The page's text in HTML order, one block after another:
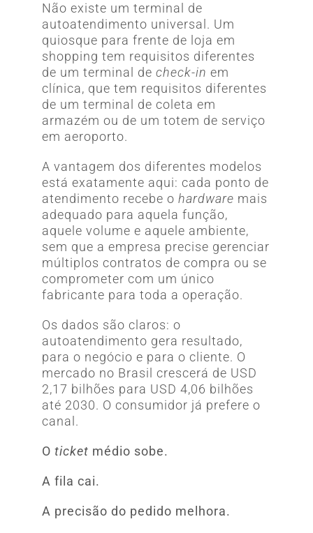
Não existe um terminal de
autoatendimento universal. Um
quiosque para frente de loja em
shopping tem requisitos diferentes
de um terminal de check-in em
clínica, que tem requisitos diferentes
de um terminal de coleta em
armazém ou de um totem de serviço
em aeroporto.
A vantagem dos diferentes modelos
está exatamente aqui: cada ponto de
atendimento recebe o hardware mais
adequado para aquela função,
aquele volume e aquele ambiente,
sem que a empresa precise gerenciar
múltiplos contratos de compra ou se
comprometer com um único
fabricante para toda a operação.
Os dados são claros: o
autoatendimento gera resultado,
para o negócio e para o cliente. O
mercado no Brasil crescerá de USD
2,17 bilhões para USD 4,06 bilhões
até 2030. O consumidor já prefere o
canal.
O ticket médio sobe.
A fila cai.
A precisão do pedido melhora.